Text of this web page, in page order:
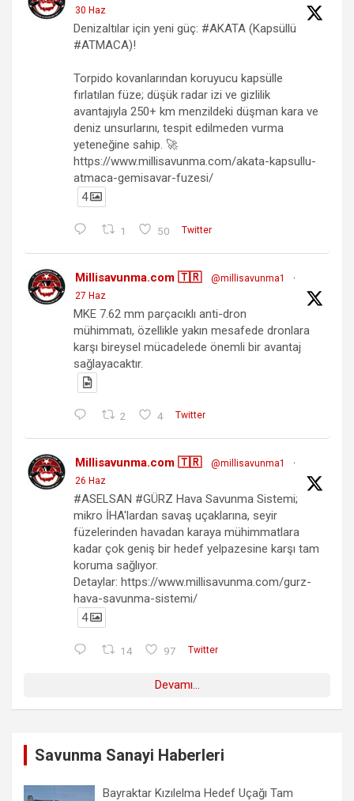
30 Haz
Denizaltılar için yeni güç: #AKATA (Kapsüllü
#ATMACA)!
Torpido kovanlarından koruyucu kapsülle
fırlatılan füze; düşük radar izi ve gizlilik
avantajıyla 250+ km menzildeki düşman kara ve
deniz unsurlarını, tespit edilmeden vurma
yeteneğine sahip. 🚀
https://www.millisavunma.com/akata-kapsullu-
atmaca-gemisavar-fuzesi/
4
1 50 Twitter
Millisavunma.com 🇹🇷 @millisavunma1
·
27 Haz
MKE 7.62 mm parçacıklı anti-dron
mühimmatı, özellikle yakın mesafede dronlara
karşı bireysel mücadelede önemli bir avantaj
sağlayacaktır.
2 4 Twitter
Millisavunma.com 🇹🇷 @millisavunma1
·
26 Haz
#ASELSAN #GÜRZ Hava Savunma Sistemi;
mikro İHA'lardan savaş uçaklarına, seyir
füzelerinden havadan karaya mühimmatlara
kadar çok geniş bir hedef yelpazesine karşı tam
koruma sağlıyor.
Detaylar: https://www.millisavunma.com/gurz-
hava-savunma-sistemi/
4
14 97 Twitter
Devamı...
Savunma Sanayi Haberleri
Bayraktar Kızılelma Hedef Uçağı Tam